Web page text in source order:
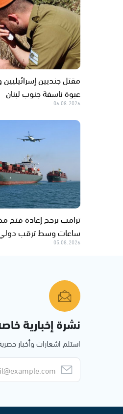
عبوة ناسفة جنوب لبنان
06.08.2026
ترامب يرجح إعادة فتح
ساعات وسط ترقب
05.08.2026
نشرة إخبارية
استلم اشعارات وأخبار